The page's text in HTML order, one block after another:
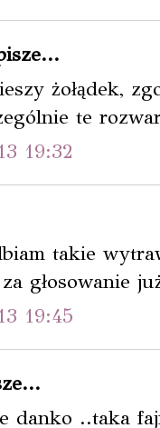
żołądek,
te
19:32
takie
głosowanie
19:45
danko ..taka